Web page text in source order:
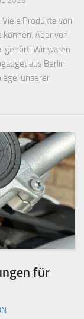
Produkte von
können. Aber von
gehört. Wir waren
aus Berlin
unserer
für